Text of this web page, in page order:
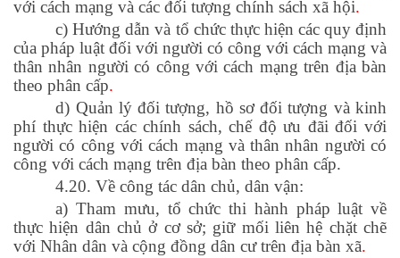
với cách mạng và các đối tượng chính sách xã hội.
c) Hướng dẫn và tổ chức thực hiện các quy định
của pháp luật đối với người có công với cách mạng và
thân nhân người có công với cách mạng trên địa bàn
theo phân cấp.
d) Quản lý đối tượng, hồ sơ đối tượng và kinh
phí thực hiện các chính sách, chế độ ưu đãi đối với
người có công với cách mạng và thân nhân người có
công với cách mạng trên địa bàn theo phân cấp.
4.20. Về công tác dân chủ, dân vận:
a) Tham mưu, tổ chức thi hành pháp luật về
thực hiện dân chủ ở cơ sở; giữ mối liên hệ chặt chẽ
với Nhân dân và cộng đồng dân cư trên địa bàn xã.